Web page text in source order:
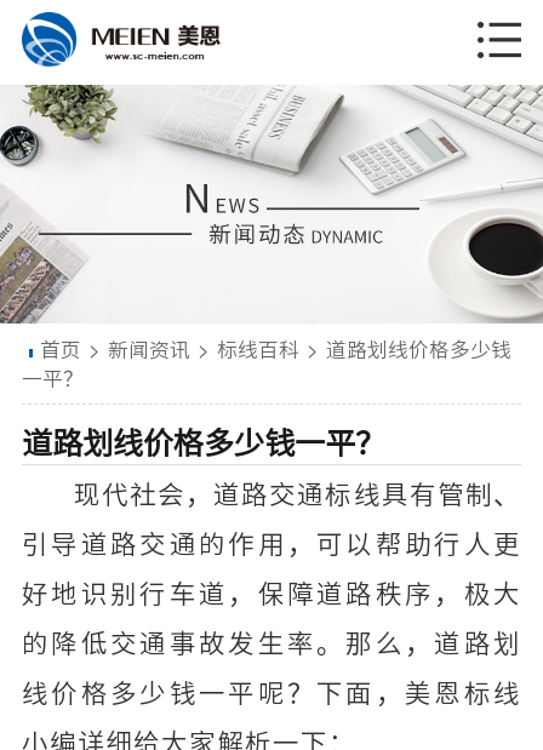
首页 > 新闻资讯 > 标线百科 > 道路划线价格多少钱
一平？
道路划线价格多少钱一平？
现代社会，道路交通标线具有管制、
引导道路交通的作用，可以帮助行人更
好地识别行车道，保障道路秩序，极大
的降低交通事故发生率。那么，道路划
线价格多少钱一平呢？下面，美恩标线
小编详细给大家解析一下：